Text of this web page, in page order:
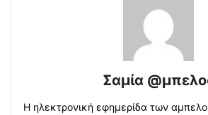
Σαμία
Η ηλεκτρονική εφημερίδα των